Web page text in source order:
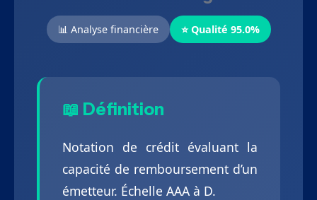
📊 Analyse financière ⭐ Qualité 95.0%
📖 Définition
Notation de crédit évaluant la
capacité de remboursement d’un
émetteur. Échelle AAA à D.